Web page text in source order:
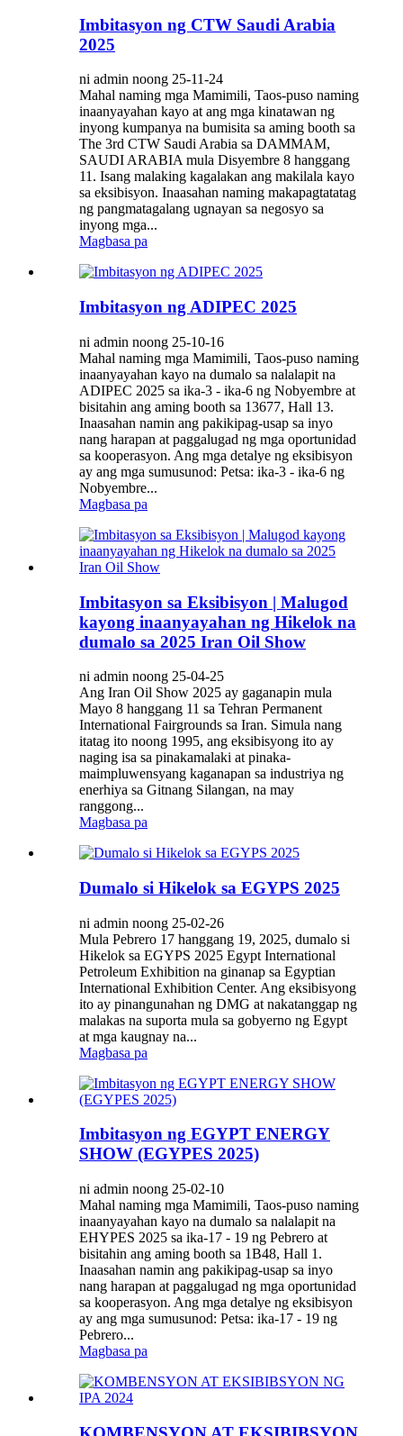
Imbitasyon ng CTW Saudi Arabia
2025
ni admin noong 25-11-24
Mahal naming mga Mamimili, Taos-puso naming
inaanyayahan kayo at ang mga kinatawan ng
inyong kumpanya na bumisita sa aming booth sa
The 3rd CTW Saudi Arabia sa DAMMAM,
SAUDI ARABIA mula Disyembre 8 hanggang
11. Isang malaking kagalakan ang makilala kayo
sa eksibisyon. Inaasahan naming makapagtatatag
ng pangmatagalang ugnayan sa negosyo sa
inyong mga...
Magbasa pa
Imbitasyon ng ADIPEC 2025
ni admin noong 25-10-16
Mahal naming mga Mamimili, Taos-puso naming
inaanyayahan kayo na dumalo sa nalalapit na
ADIPEC 2025 sa ika-3 - ika-6 ng Nobyembre at
bisitahin ang aming booth sa 13677, Hall 13.
Inaasahan namin ang pakikipag-usap sa inyo
nang harapan at paggalugad ng mga oportunidad
sa kooperasyon. Ang mga detalye ng eksibisyon
ay ang mga sumusunod: Petsa: ika-3 - ika-6 ng
Nobyembre...
Magbasa pa
Imbitasyon sa Eksibisyon | Malugod
kayong inaanyayahan ng Hikelok na
dumalo sa 2025 Iran Oil Show
ni admin noong 25-04-25
Ang Iran Oil Show 2025 ay gaganapin mula
Mayo 8 hanggang 11 sa Tehran Permanent
International Fairgrounds sa Iran. Simula nang
itatag ito noong 1995, ang eksibisyong ito ay
naging isa sa pinakamalaki at pinaka-
maimpluwensyang kaganapan sa industriya ng
enerhiya sa Gitnang Silangan, na may
ranggong...
Magbasa pa
Dumalo si Hikelok sa EGYPS 2025
ni admin noong 25-02-26
Mula Pebrero 17 hanggang 19, 2025, dumalo si
Hikelok sa EGYPS 2025 Egypt International
Petroleum Exhibition na ginanap sa Egyptian
International Exhibition Center. Ang eksibisyong
ito ay pinangunahan ng DMG at nakatanggap ng
malakas na suporta mula sa gobyerno ng Egypt
at mga kaugnay na...
Magbasa pa
Imbitasyon ng EGYPT ENERGY
SHOW (EGYPES 2025)
ni admin noong 25-02-10
Mahal naming mga Mamimili, Taos-puso naming
inaanyayahan kayo na dumalo sa nalalapit na
EHYPES 2025 sa ika-17 - 19 ng Pebrero at
bisitahin ang aming booth sa 1B48, Hall 1.
Inaasahan namin ang pakikipag-usap sa inyo
nang harapan at paggalugad ng mga oportunidad
sa kooperasyon. Ang mga detalye ng eksibisyon
ay ang mga sumusunod: Petsa: ika-17 - 19 ng
Pebrero...
Magbasa pa